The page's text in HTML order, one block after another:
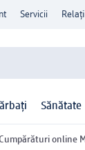
Servicii
Sănătate
online